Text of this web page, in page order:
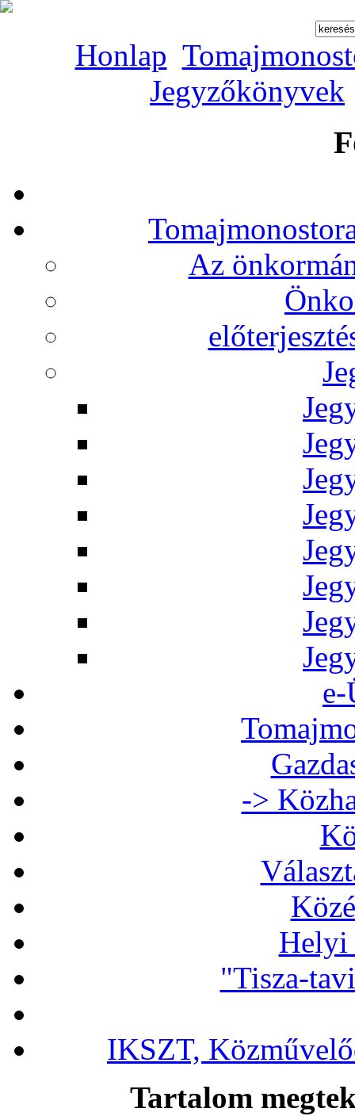
Honlap
Jegyzőkönyvek
Az
e-
->
Helyi
"Tisza-
IKSZT,
Tartalom